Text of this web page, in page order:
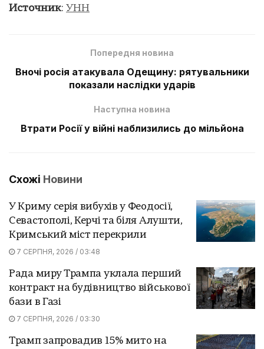
Источник: УНН
Попередня новина
Вночі росія атакувала Одещину: рятувальники
показали наслідки ударів
Наступна новина
Втрати Росії у війні наблизились до мільйона
Схожі Новини
У Криму серія вибухів у Феодосії,
Севастополі, Керчі та біля Алушти,
Кримський міст перекрили
7 СЕРПНЯ, 2026 / 03:48
Рада миру Трампа уклала перший
контракт на будівництво військової
бази в Газі
7 СЕРПНЯ, 2026 / 03:30
Трамп запровадив 15% мито на